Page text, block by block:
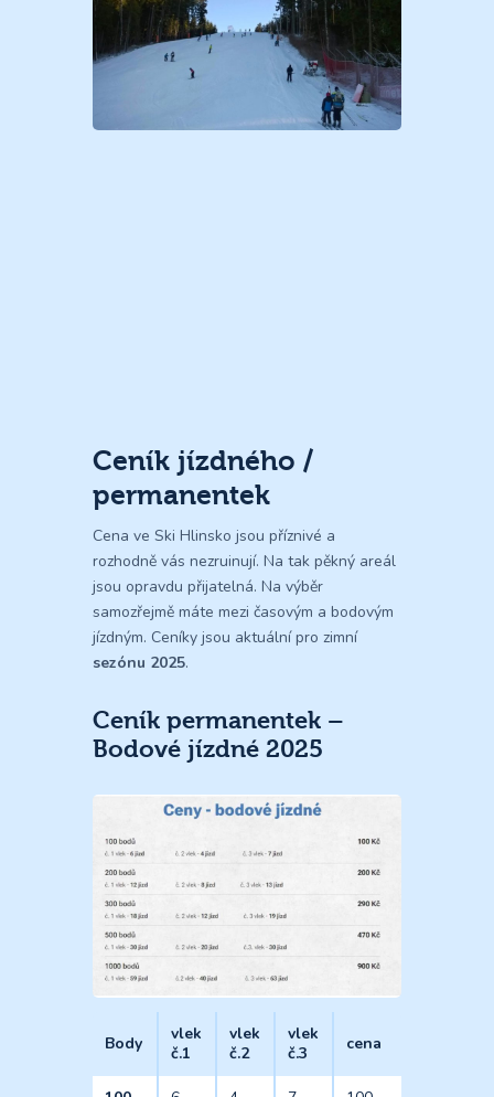
Ceník jízdného /
permanentek
Cena ve Ski Hlinsko jsou příznivé a
rozhodně vás nezruinují. Na tak pěkný areál
jsou opravdu přijatelná. Na výběr
samozřejmě máte mezi časovým a bodovým
jízdným. Ceníky jsou aktuální pro zimní
sezónu 2025.
Ceník permanentek –
Bodové jízdné 2025
Body
vlek
č.1
vlek
č.2
vlek
č.3
cena